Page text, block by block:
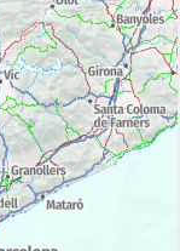
nous
de Morunys.
dans le
d'accueil du